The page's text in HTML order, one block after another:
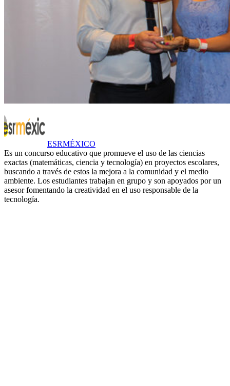
ESRMÉXICO
Es un concurso educativo que promueve el uso de las ciencias
exactas (matemáticas, ciencia y tecnología) en proyectos escolares,
buscando a través de estos la mejora a la comunidad y el medio
ambiente. Los estudiantes trabajan en grupo y son apoyados por un
asesor fomentando la creatividad en el uso responsable de la
tecnología.